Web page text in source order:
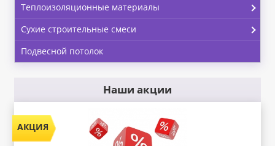
Теплоизоляционные материалы
Сухие строительные смеси
Подвесной потолок
Наши акции